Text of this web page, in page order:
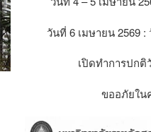
วันที่ 6 เมษายน 2569
เปิดทำการปกติ
ขออภัยใน